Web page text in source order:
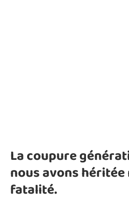
La coupure
nous avons héritée
fatalité.